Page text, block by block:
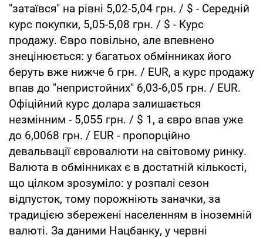
"затаївся" на рівні 5,02-5,04 грн. / $ - Середній
курс покупки, 5,05-5,08 грн. / $ - Курс
продажу. Євро повільно, але впевнено
знецінюється: у багатьох обмінниках його
беруть вже нижче 6 грн. / EUR, а курс продажу
впав до "непристойних" 6,03-6,05 грн. / EUR.
Офіційний курс долара залишається
незмінним - 5,055 грн. / $ 1, а євро впав уже
до 6,0068 грн. / EUR - пропорційно
девальвації євровалюти на світовому ринку.
Валюта в обмінниках є в достатній кількості,
що цілком зрозуміло: у розпалі сезон
відпусток, тому порожніють заначки, за
традицією збережені населенням в іноземній
валюті. За даними Нацбанку, у червні